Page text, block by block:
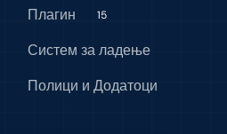
Плагин 15
Систем за ладење
Полици и Додатоци